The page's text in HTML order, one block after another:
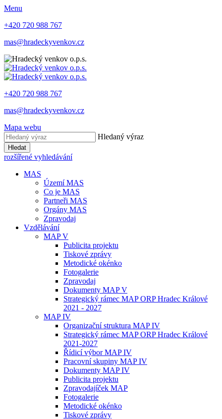
Menu
+420 720 988 767
mas@hradeckyvenkov.cz
+420 720 988 767
mas@hradeckyvenkov.cz
Mapa webu
Hledaný výraz
Hledat
rozšířené vyhledávání
MAS
Území MAS
Co je MAS
Partneři MAS
Orgány MAS
Zpravodaj
Vzdělávání
MAP V
Publicita projektu
Tiskové zprávy
Metodické okénko
Fotogalerie
Zpravodaj
Dokumenty MAP V
Strategický rámec MAP ORP Hradec Králové
2021 - 2027
MAP IV
Organizační struktura MAP IV
Strategický rámec MAP ORP Hradec Králové
2021-2027
Řídicí výbor MAP IV
Pracovní skupiny MAP IV
Dokumenty MAP IV
Publicita projektu
Zpravodajíček MAP
Fotogalerie
Metodické okénko
Tiskové zprávy